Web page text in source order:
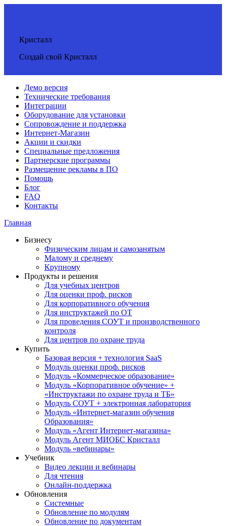
Кристалл
Создай свой Кристалл
Демо версия
Технические требования
Интеграции
Оборудование для установки
Сопровождение и поддержка
Интернет-Магазин
Акции и скидки
Специальные предложения
Партнерские программы
Размещение рекламы в ПО
Помощь
Блог
FAQ
Контакты
Главная
Бизнесу
Физическим лицам и самозанятым
Малому и среднему
Крупному
Продукты и решения
Для учебных центров
Для оценки проф. рисков
Для корпоративного обучения
Для инструктажей по ОТ
Для проведения СОУТ и производственного
контроля
Для центров по охране труда
Купить
Базовая версия + технология SaaS
Модуль оценки проф. рисков
Модуль «Коммерческое образование»
Модуль «Корпоративное обучение» +
«Инструктажи по охране труда и ТБ»
Модуль СОУТ + электронная лаборатория
Модуль «Интернет-магазин обучения
Образования»
Модуль «Агент Интернет-магазина»
Модуль Агент МИОБС Кристалл
Модуль «вебинары»
Учебник
Видео лекции и вебинары
Для чтения
Онлайн-поддержка
Обновления
Системные
Обновление по модулям
Обновление по документам